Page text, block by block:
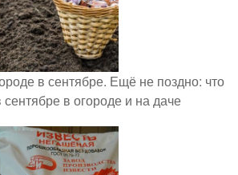
в сентябре. Ещё не поздно: что
сентябре в огороде и на даче